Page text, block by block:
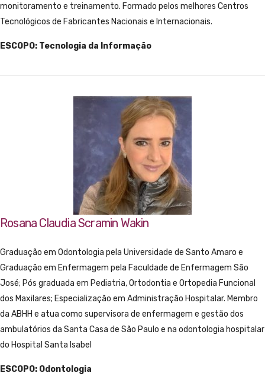
monitoramento e treinamento. Formado pelos melhores Centros
Tecnológicos de Fabricantes Nacionais e Internacionais.
ESCOPO: Tecnologia da Informação
Rosana Claudia Scramin Wakin
Graduação em Odontologia pela Universidade de Santo Amaro e
Graduação em Enfermagem pela Faculdade de Enfermagem São
José; Pós graduada em Pediatria, Ortodontia e Ortopedia Funcional
dos Maxilares; Especialização em Administração Hospitalar. Membro
da ABHH e atua como supervisora de enfermagem e gestão dos
ambulatórios da Santa Casa de São Paulo e na odontologia hospitalar
do Hospital Santa Isabel
ESCOPO: Odontologia